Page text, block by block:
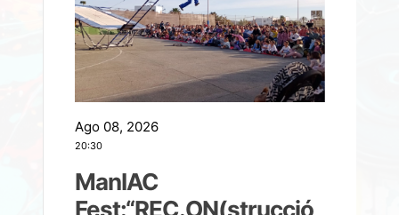
Ago 08, 2026
20:30
ManIAC
Fest:“REC.ON(strucció